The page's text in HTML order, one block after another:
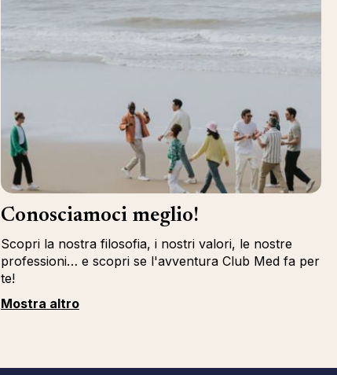
Conosciamoci meglio!
Scopri la nostra filosofia, i nostri valori, le nostre
professioni… e scopri se l'avventura Club Med fa per
te!
Mostra altro